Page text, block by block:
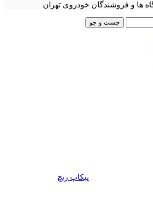
ها و فروشندگان خودروی تهران
جست و جو
پیکاپ ریچ